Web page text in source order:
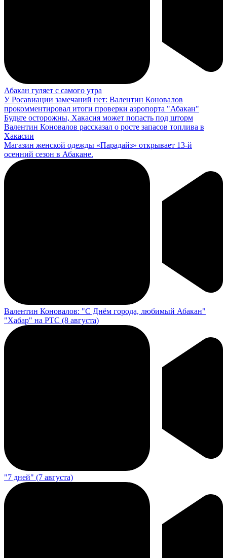
Абакан гуляет с самого утра
У Росавиации замечаний нет: Валентин Коновалов
прокомментировал итоги проверки аэропорта "Абакан"
Будьте осторожны, Хакасия может попасть под шторм
Валентин Коновалов рассказал о росте запасов топлива в
Хакасии
Магазин женской одежды «Парадайз» открывает 13-й
осенний сезон в Абакане.
Валентин Коновалов: "С Днём города, любимый Абакан"
"Хабар" на РТС (8 августа)
"7 дней" (7 августа)